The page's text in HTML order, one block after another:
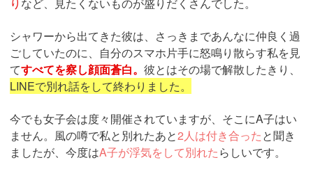
り など、見たくないものが盛りだくさんでした。
シャワーから出てきた彼は、さっきまであんなに仲良く過
ごしていたのに、自分のスマホ片手に怒鳴り散らす私を見
てすべてを察し顔面蒼白。 彼とはその場で解散したきり、
LINEで別れ話をして終わりました。
今でも女子会は度々開催されていますが、そこにA子はい
ません。風の噂で私と別れたあと2人は付き合ったと聞き
ましたが、今度はA子が浮気をして別れたらしいです。